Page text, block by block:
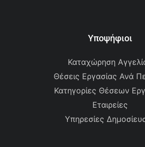
Υποψήφιοι
Καταχώρηση
Θέσεις Εργασίας Ανά
Κατηγορίες Θέσεων
Εταιρείες
Υπηρεσίες